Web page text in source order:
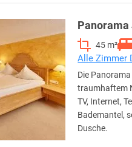
45 m²
Alle Zimmer
Die
traumhaftem
TV, Internet,
Bademantel,
Dusche.